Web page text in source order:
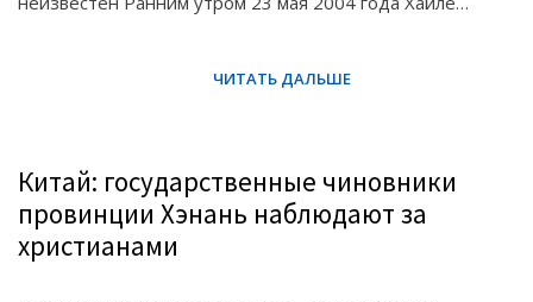
Китай: государственные чиновники
провинции Хэнань наблюдают за
христианами